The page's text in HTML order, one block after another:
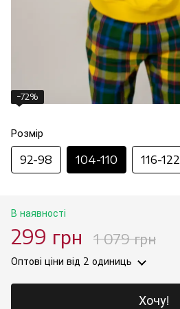
−72%
Розмір
92-98 104-110 116-122
В наявності
299 грн 1 079 грн
Оптові ціни від 2 одиниць
Хочу!